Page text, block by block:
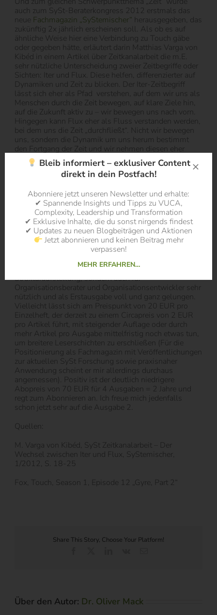
auch zum SySt-Beraterkongress 2012 erstmals das
neue Fachmagazin „SyStemischer“ herausgegeben, das
zukünftig 2x jährlich erscheinen soll. Als ob es auf
ähnliche Weise hier eine Verbindung zu Touch gäbe
oder gegeben hätte, erläutert darin Matthias Varga von
Kibéd in einem Artikel über Zeitkanalarbeit die m.E.
sehr nützliche Unterscheidung zweier Zeitbegriffe oder
Sichten: Iter und Flux. Diese helfen, differenzierter auf
Dynamiken und Zeit zu blicken. Der Iter-Zeitbegriff
lässt sich eher als Pfad verstehen, auf dem wir uns als
Menschen durch die Zeit bewegen, auf klare Ziele hin,
auf die Zukunft aktiv zu – wir bewegen uns nach vorn.
Hingegen kann Flux eher als Fluss verstanden werden,
bei dem uns die Zeit „durchfließt“. Nicht wir bewegen
uns, sondern die Dynamik um uns herum bestimmt
den Fortgang der Zeit und wir nehmen diesen eher
stehend wahr. (Varga von Kibéd 2012, S. 18ff.) Im
Artikel werden zahlreiche Anwendungsfelder genannt
und auch die weiteren Artikel zum Thema Zeit in
Neben dem Scherpunktthema Zeit sind weitere
spannende Artikel von Matthias Varga von Kibéd, Inas
Sparrer und anderen Autoren enthalten. Themen
erstrecken sich über die Frage „Was ist der
systemischer?“, das Thema Tetralemmaaufstellung bis
hin zur Praxis der Konfliktlösung. Ergänzt wird das
Ganze durch kleinere Buchrezensionen. Das Heft ist
meines Erachtens nicht nur für die systemische
Strukturaufstellung, sondern auch für
Organisationsberater und Organisationsentwickler sehr
nützlich und als Erstausgabe voll und ganz gelungen.
Vielleicht lässt sich am Preispunkt von 20 EUR pro
Einzelheft, der derzeit zu einem Circapreis von 2 EUR
pro Artikel führt, mit steigender Auflage oder durch
mehr Artikel pro Ausgabe mittelfristig noch etwas tun,
um breitere Leserschichten zu erschließen (Für die
Positionierung als Fachmagazin mit Veröffentlichungen
zur aktuellen SySt Forschung sowie praxisnaher
Anwendung scheint er mir allerdings durchaus
angemessen). Positiv ist der deutlich niedrigere
Abopreis von 70 EUR für 4 Ausgaben = 2 Jahre und
regt zum Abonnieren an. Ich freue mich jedenfalls
schon jetzt sehr auf die Ausgabe 2.
Quellen:
M. Varga von Kibéd, SySt Zeitkanalarbeit – Der
Wechsel zwischen Iter und Flux, SyStemischer,
1/2012, S. 18-25
Fox, Touch, Season 1, Episode 12 „Gyre, Part 2“
Share This Story, Choose Your Platform!
Über den Autor: Dr. Oliver Mack
Bleib informiert – exklusiver Content
direkt in dein Postfach!
Abonniere jetzt unseren Newsletter und erhalte:
✔ Spannende Insights und Tipps zu VUCA,
Complexity, Leadership und Transformation
✔ Exklusive Inhalte, die du sonst nirgends findest
✔ Updates zu neuen Blogbeiträgen und Aktionen
Jetzt abonnieren und keinen Beitrag mehr
verpassen!
MEHR ERFAHREN…